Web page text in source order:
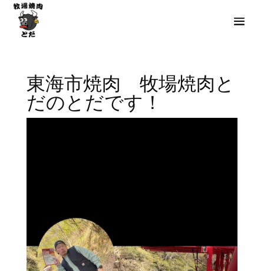
東海市焼肉 牧場焼肉と
だのとだです！